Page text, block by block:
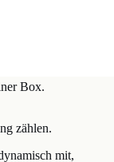
Box.
zählen.
mit,